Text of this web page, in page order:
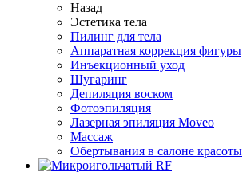
Назад
Эстетика тела
Пилинг для тела
Аппаратная коррекция фигуры
Инъекционный уход
Шугаринг
Депиляция воском
Фотоэпиляция
Лазерная эпиляция Moveo
Массаж
Обертывания в салоне красоты